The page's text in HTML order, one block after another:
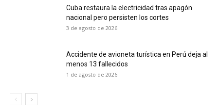
Cuba restaura la electricidad tras apagón
nacional pero persisten los cortes
3 de agosto de 2026
Accidente de avioneta turística en Perú deja al
menos 13 fallecidos
1 de agosto de 2026